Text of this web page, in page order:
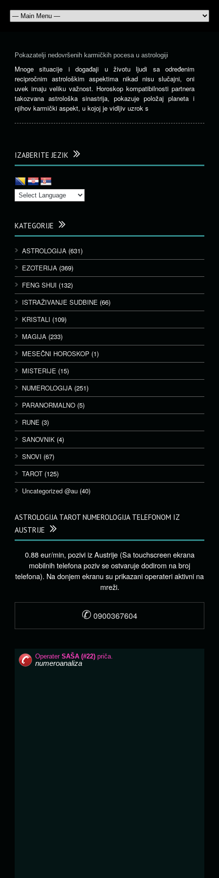
Pokazatelji nedovršenih karmičkih pocesa u astrologiji
Mnoge situacije i događaji u životu ljudi sa određenim
recipročnim astrološkim aspektima nikad nisu slučajni, oni
uvek imaju veliku važnost. Horoskop kompatibilnosti partnera
takozvana astrološka sinastrija, pokazuje položaj planeta i
njihov karmički aspekt, u kojoj je vidljiv uzrok s
IZABERITE JEZIK
KATEGORIJE
ASTROLOGIJA (631)
EZOTERIJA (369)
FENG SHUI (132)
ISTRAŽIVANJE SUDBINE (66)
KRISTALI (109)
MAGIJA (233)
MESEČNI HOROSKOP (1)
MISTERIJE (15)
NUMEROLOGIJA (251)
PARANORMALNO (5)
RUNE (3)
SANOVNIK (4)
SNOVI (67)
TAROT (125)
Uncategorized @au (40)
ASTROLOGIJA TAROT NUMEROLOGIJA TELEFONOM IZ
AUSTRIJE
0.88 eur/min, pozivi iz Austrije (Sa touchscreen ekrana
mobilnih telefona poziv se ostvaruje dodirom na broj
telefona). Na donjem ekranu su prikazani operateri aktivni na
mreži.
✆ 0900367604